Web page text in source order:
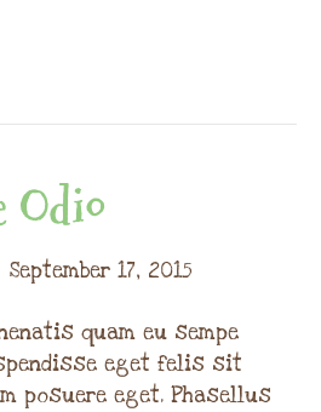
Odio
September 17, 2015
quam eu sempe
eget felis sit
posuere eget. Phasellus